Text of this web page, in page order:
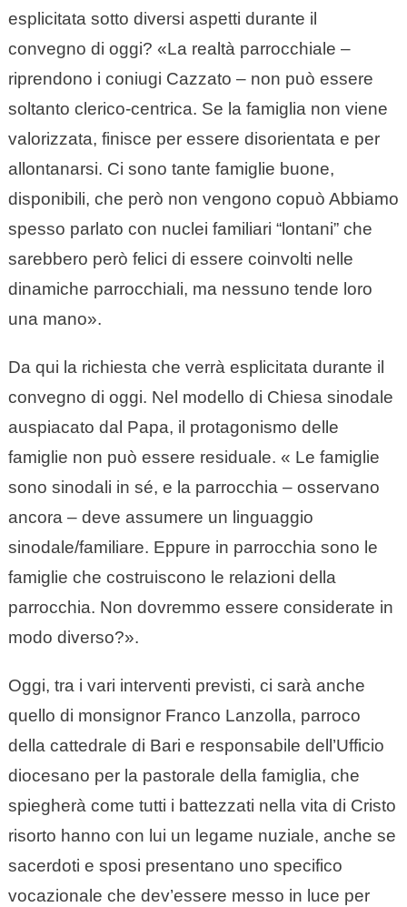
esplicitata sotto diversi aspetti durante il
convegno di oggi? «La realtà parrocchiale –
riprendono i coniugi Cazzato – non può essere
soltanto clerico-centrica. Se la famiglia non viene
valorizzata, finisce per essere disorientata e per
allontanarsi. Ci sono tante famiglie buone,
disponibili, che però non vengono copuò Abbiamo
spesso parlato con nuclei familiari “lontani” che
sarebbero però felici di essere coinvolti nelle
dinamiche parrocchiali, ma nessuno tende loro
una mano».
Da qui la richiesta che verrà esplicitata durante il
convegno di oggi. Nel modello di Chiesa sinodale
auspiacato dal Papa, il protagonismo delle
famiglie non può essere residuale. « Le famiglie
sono sinodali in sé, e la parrocchia – osservano
ancora – deve assumere un linguaggio
sinodale/familiare. Eppure in parrocchia sono le
famiglie che costruiscono le relazioni della
parrocchia. Non dovremmo essere considerate in
modo diverso?».
Oggi, tra i vari interventi previsti, ci sarà anche
quello di monsignor Franco Lanzolla, parroco
della cattedrale di Bari e responsabile dell’Ufficio
diocesano per la pastorale della famiglia, che
spiegherà come tutti i battezzati nella vita di Cristo
risorto hanno con lui un legame nuziale, anche se
sacerdoti e sposi presentano uno specifico
vocazionale che dev’essere messo in luce per